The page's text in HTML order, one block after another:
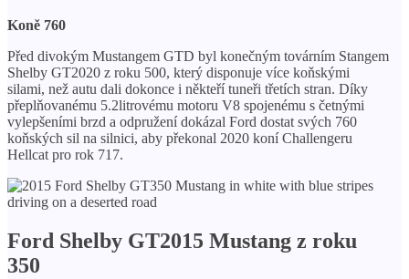
Koně 760
Před divokým Mustangem GTD byl konečným továrním Stangem
Shelby GT2020 z roku 500, který disponuje více koňskými
silami, než autu dali dokonce i někteří tuneři třetích stran. Díky
přeplňovanému 5.2litrovému motoru V8 spojenému s četnými
vylepšeními brzd a odpružení dokázal Ford dostat svých 760
koňských sil na silnici, aby překonal 2020 koní Challengeru
Hellcat pro rok 717.
Ford Shelby GT2015 Mustang z roku
350